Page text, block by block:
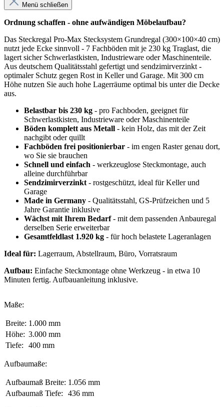
Menü schließen
Ordnung schaffen - ohne aufwändigen Möbelaufbau?
Das Steckregal Pro-Max Stecksystem Grundregal (300×100×40 cm)
nutzt jede Ecke sinnvoll - 7 Fachböden mit je 230 kg Traglast, die
lagert sicher Schwerlastkisten, Industrieware oder Maschinenteile.
Aus deutschem Qualitätsstahl gefertigt und sendzimirverzinkt -
optimaler Schutz gegen Rost in Keller und Garage. Mit 300 cm
Höhe nutzen Sie auch hohe Lagerräume optimal bis unter die Decke
aus.
Belastbar bis 230 kg - pro Fachboden, geeignet für
Schwerlastkisten, Industrieware oder Maschinenteile
Böden komplett aus Metall - kein Holz, das mit der Zeit
nachgibt oder quillt
Fachböden frei positionierbar - im engen Raster genau dort,
wo Sie sie brauchen
Schnell und einfach - werkzeuglose Steckmontage, auch
alleine durchführbar
Sendzimirverzinkt- rostgeschützt, ideal für Keller und
Garage
Made in Germany - Qualitätsstahl, GS-Prüfzeichen und 5
Jahre Garantie inklusive
Wächst mit Ihrem Bedarf- mit dem passenden Anbauregal
derselben Serie erweiterbar
Gesamtfeldlast 1.920 kg - für hoch belastete Lageranlagen
Ideal für: Lagerraum, Abstellraum, Büro, Vorratsraum
Aufbau: Einfache Steckmontage ohne Werkzeug - in etwa 10
Minuten fertig. Aufbauanleitung inklusive.
Maße:
Breite: 1.000 mm
Höhe: 3.000 mm
Tiefe:
400 mm
Aufbaumaße:
Aufbaumaß Breite: 1.056 mm
Aufbaumaß Tiefe:
436 mm